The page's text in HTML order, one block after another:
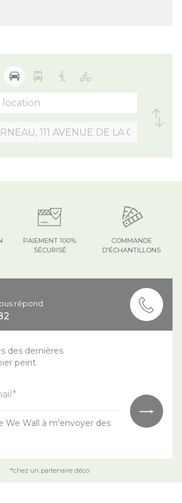
COMMANDE
D'ÉCHANTILLONS
PAIEMENT 100%
SÉCURISÉ
répond
des dernières
peint
We Wall à m'envoyer des
*chez un partenaire déco